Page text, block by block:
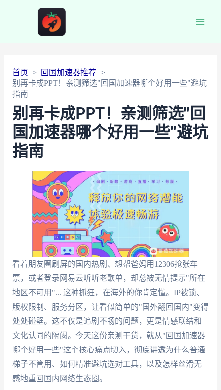
首页
回国加速器推荐
别再卡成PPT！亲测筛选"回国加速器哪个好用一些"避坑
指南
别再卡成PPT！亲测筛选"回
国加速器哪个好用一些"避坑
指南
看着朋友圈刷屏的国内热剧、想帮爸妈用12306抢张车
票，或者登录网易云听听老歌单，却总被无情提示"所在
地区不可用"... 这种抓狂，在海外的你肯定懂。IP被锁、
版权限制、服务分区，让看似简单的"国外翻回国内"变得
处处碰壁。这不仅是追剧不畅的问题，更是情感联结和
文化认同的隔阂。今天这份亲测干货，就从"回国加速器
哪个好用一些"这个核心痛点切入，彻底讲透为什么普通
梯子不管用、如何精准避坑选对工具，以及怎样丝滑无
感地重回国内网络生态圈。